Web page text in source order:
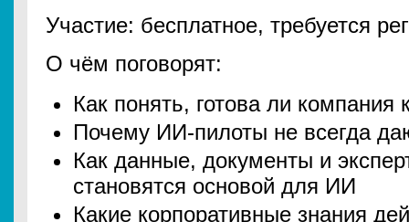
Участие: бесплатное, требуется
О чём поговорят:
Как понять, готова ли
Почему ИИ-пилоты не всегда
Как данные, документы и
становятся основой для ИИ
Какие корпоративные знания